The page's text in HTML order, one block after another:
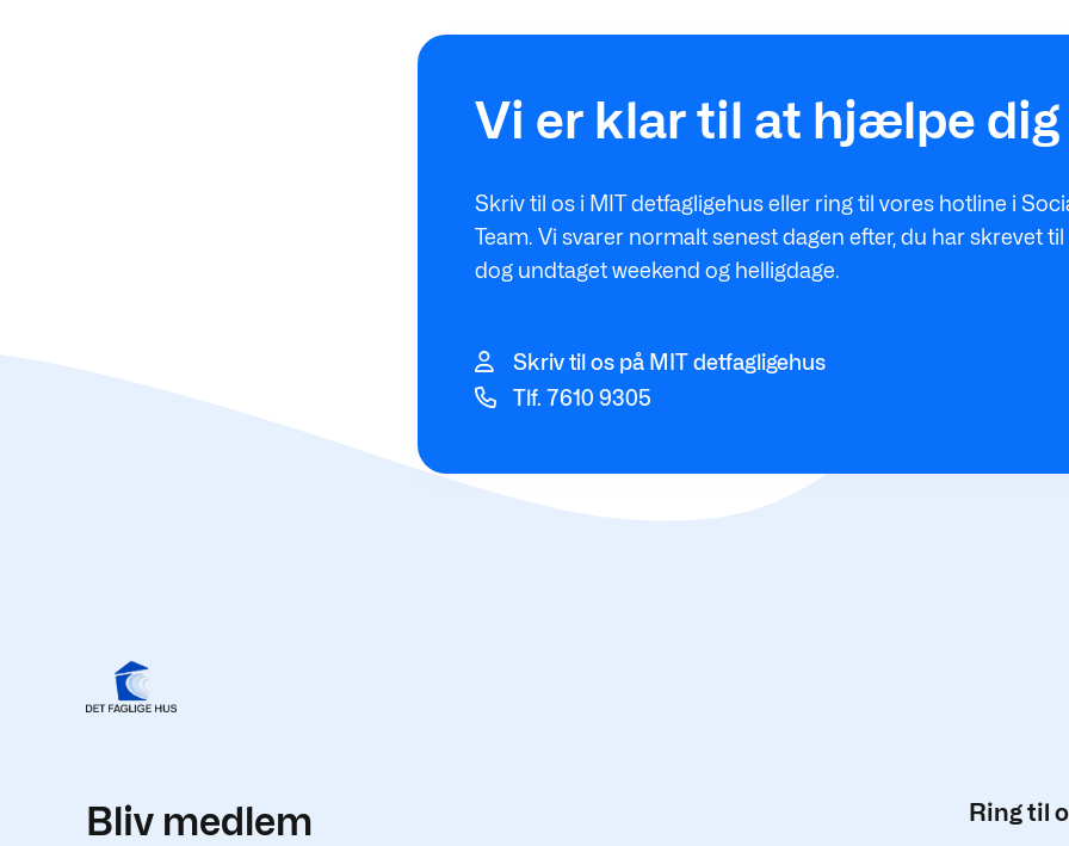
Vi er klar til at hjælpe dig
Skriv til os i MIT detfagligehus eller ring til vores hotline i
Team. Vi svarer normalt senest dagen efter, du har skrevet til
dog undtaget weekend og helligdage.
Skriv til os på MIT detfagligehus
Tlf. 7610 9305
Bliv medlem Ring til